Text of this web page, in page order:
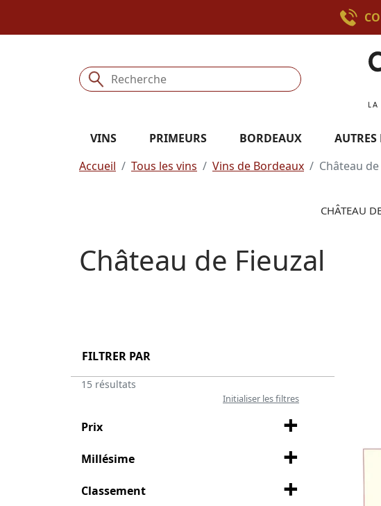
VINS PRIMEURS BORDEAUX
Accueil
Tous les vins Vins de Bordeaux Château
CHÂTEAU
Château de Fieuzal
FILTRER PAR
15 résultats
Initialiser les filtres
Prix
Millésime
Classement